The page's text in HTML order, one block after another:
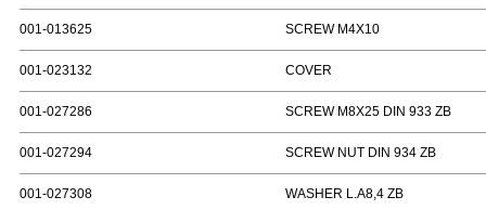
001-013625 SCREW M4X10
001-023132 COVER
001-027286 SCREW M8X25 DIN 933 ZB
001-027294 SCREW NUT DIN 934 ZB
001-027308 WASHER L.A8,4 ZB